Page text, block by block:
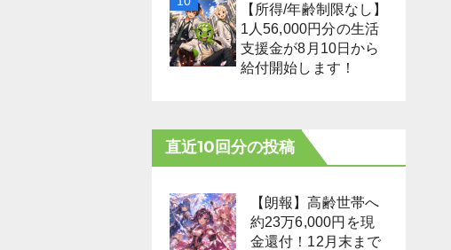
【所得/年齢制限なし】
1人56,000円分の生活
支援金が8月10日から
給付開始します！
直近10回分の投稿
【朗報】高齢世帯へ
約23万6,000円を現
金還付！12月末まで